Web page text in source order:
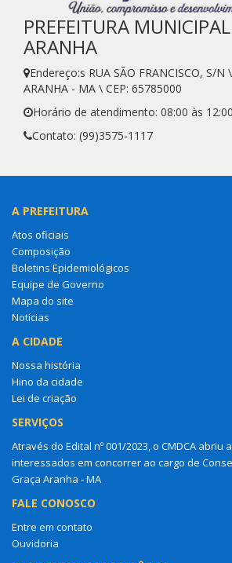
PREFEITURA
ARANHA
Endereço:s RUA SÃO FRANCISCO, S/N
ARANHA - MA \ CEP: 65785000
Horário de atendimento: 08:00 às 12:00
Contato: (99)3575-1117
A PREFEITURA
Atos oficiais
Composição
Boletins Epidemiológicos
Equipe de Governo
Mapa do site
Notícias
A CIDADE
Nossa história
Hino da cidade
Lei de criação
SERVIÇOS
Através do Edital nº 001/2023, o CMDCA abriu
interessados em concorrer ao cargo de
Graça Aranha - MA
FALE CONOSCO
Entre em contato
Ouvidoria